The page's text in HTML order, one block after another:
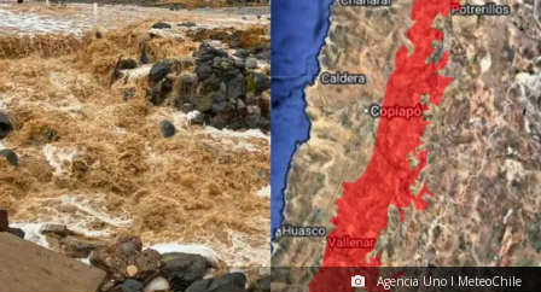
Agencia Uno I MeteoChile